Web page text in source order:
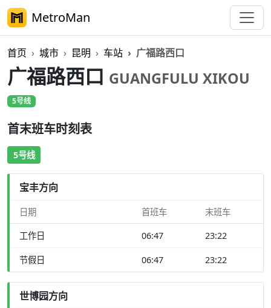
MetroMan
首页 城市 昆明 车站 广福路西口
广福路西口 GUANGFULU XIKOU
5号线
首末班车时刻表
5号线
宝丰方向
日期 首班车 末班车
工作日 06:47 23:22
节假日 06:47 23:22
世博园方向